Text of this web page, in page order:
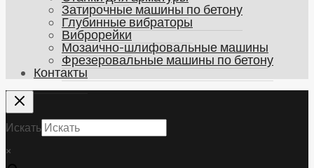
Затирочные машины по бетону
Глубинные вибраторы
Виброрейки
Мозаично-шлифовальные машины
Фрезеровальные машины по бетону
Контакты
Искать
×